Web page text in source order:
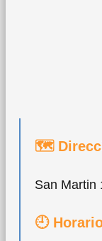
🗺
San Martin
🕘